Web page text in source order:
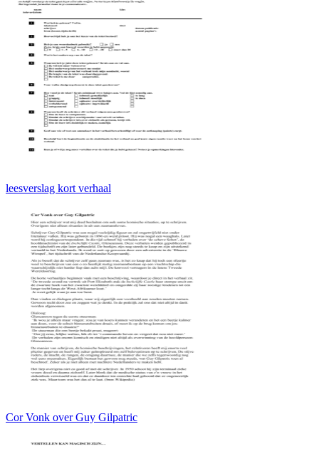
leesverslag kort verhaal
Cor Vonk over Guy Gilpatric